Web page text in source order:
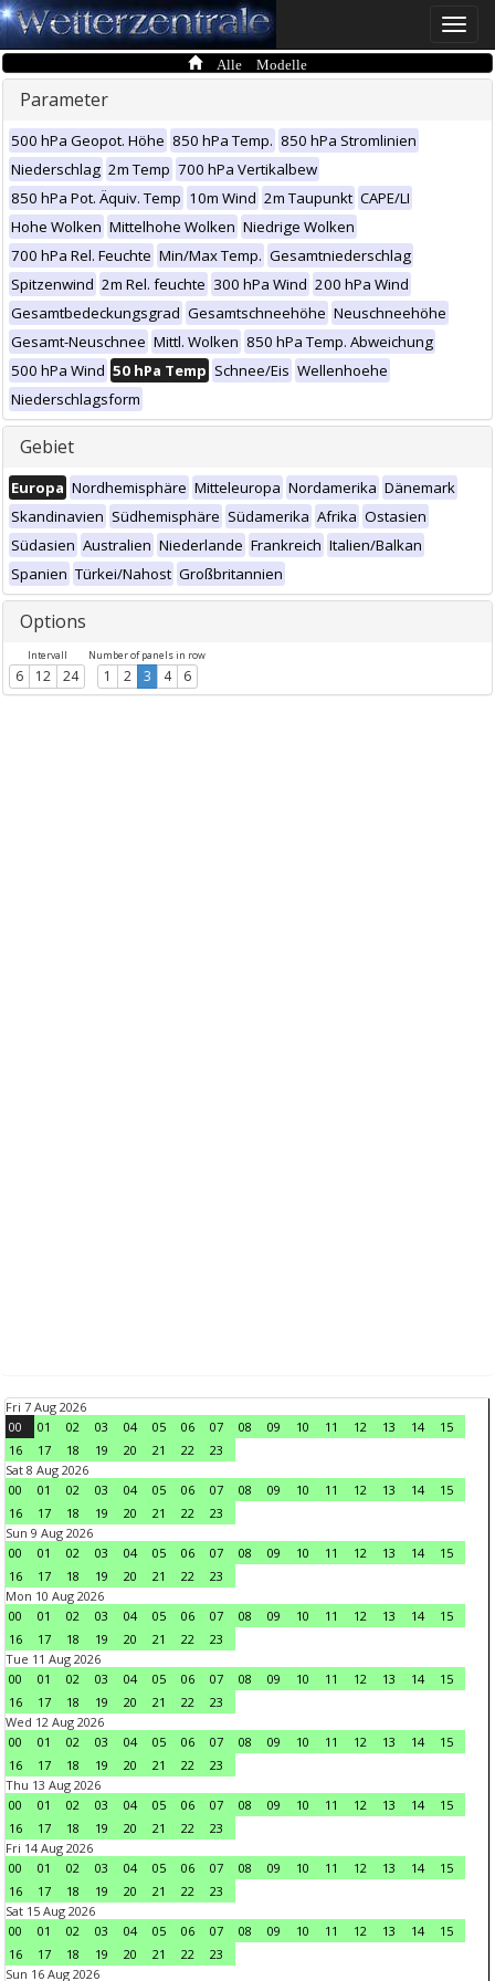
Toggle
Alle Modelle
Parameter
500 hPa Geopot. Höhe 850 hPa Temp. 850 hPa Stromlinien
Niederschlag 2m Temp 700 hPa Vertikalbew
850 hPa Pot. Äquiv. Temp 10m Wind 2m Taupunkt CAPE/LI
Hohe Wolken Mittelhohe Wolken Niedrige Wolken
700 hPa Rel. Feuchte Min/Max Temp. Gesamtniederschlag
Spitzenwind 2m Rel. feuchte 300 hPa Wind 200 hPa Wind
Gesamtbedeckungsgrad Gesamtschneehöhe Neuschneehöhe
Gesamt-Neuschnee Mittl. Wolken 850 hPa Temp. Abweichung
500 hPa Wind 50 hPa Temp Schnee/Eis Wellenhoehe
Niederschlagsform
Gebiet
Europa Nordhemisphäre Mitteleuropa Nordamerika Dänemark
Skandinavien Südhemisphäre Südamerika Afrika Ostasien
Südasien Australien Niederlande Frankreich Italien/Balkan
Spanien Türkei/Nahost Großbritannien
Options
Intervall
6 12 24
Number of panels in row
1 2 3 4 6
Fri 7 Aug 2026
00
01 02 03 04 05 06 07 08 09 10 11 12 13 14
15
16
17 18 19 20 21 22
23
Sat 8 Aug 2026
00
01 02 03 04 05 06 07 08 09 10 11 12 13 14
15
16
17 18 19 20 21 22
23
Sun 9 Aug 2026
00
01 02 03 04 05 06 07 08 09 10 11 12 13 14
15
16
17 18 19 20 21 22
23
Mon 10 Aug 2026
00
01 02 03 04 05 06 07 08 09 10 11 12 13 14
15
16
17 18 19 20 21 22
23
Tue 11 Aug 2026
00
01 02 03 04 05 06 07 08 09 10 11 12 13 14
15
16
17 18 19 20 21 22
23
Wed 12 Aug 2026
00
01 02 03 04 05 06 07 08 09 10 11 12 13 14
15
16
17 18 19 20 21 22
23
Thu 13 Aug 2026
00
01 02 03 04 05 06 07 08 09 10 11 12 13 14
15
16
17 18 19 20 21 22
23
Fri 14 Aug 2026
00
01 02 03 04 05 06 07 08 09 10 11 12 13 14
15
16
17 18 19 20 21 22
23
Sat 15 Aug 2026
00
01 02 03 04 05 06 07 08 09 10 11 12 13 14
15
16
17 18 19 20 21 22
23
Sun 16 Aug 2026